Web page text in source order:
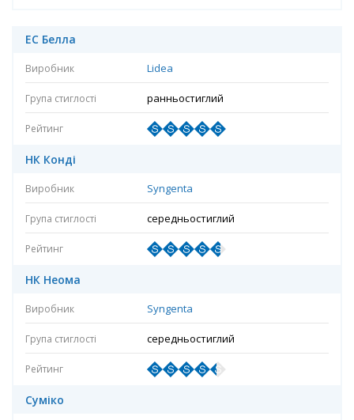
ЕС Белла
Lidea
ранньостиглий
НК Конді
Syngenta
середньостиглий
НК Неома
Syngenta
середньостиглий
Суміко